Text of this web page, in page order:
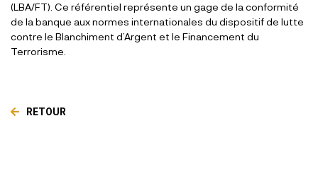
(LBA/FT). Ce référentiel représente un gage de la conformité
de la banque aux normes internationales du dispositif de lutte
contre le Blanchiment d’Argent et le Financement du
Terrorisme.
RETOUR